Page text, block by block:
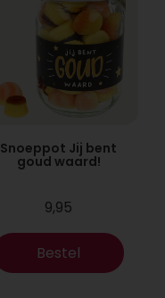
Snoeppot Jij bent
goud waard!
9,95
Bestel